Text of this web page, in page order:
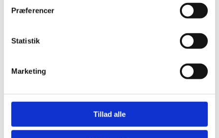
Præferencer
Statistik
Marketing
Tillad alle
undervisningspligten i idrætsforening eller musikskole: §
Lovgivning og relevante
paragraffer
Folkeskoleloven: Klage over afgørelser om